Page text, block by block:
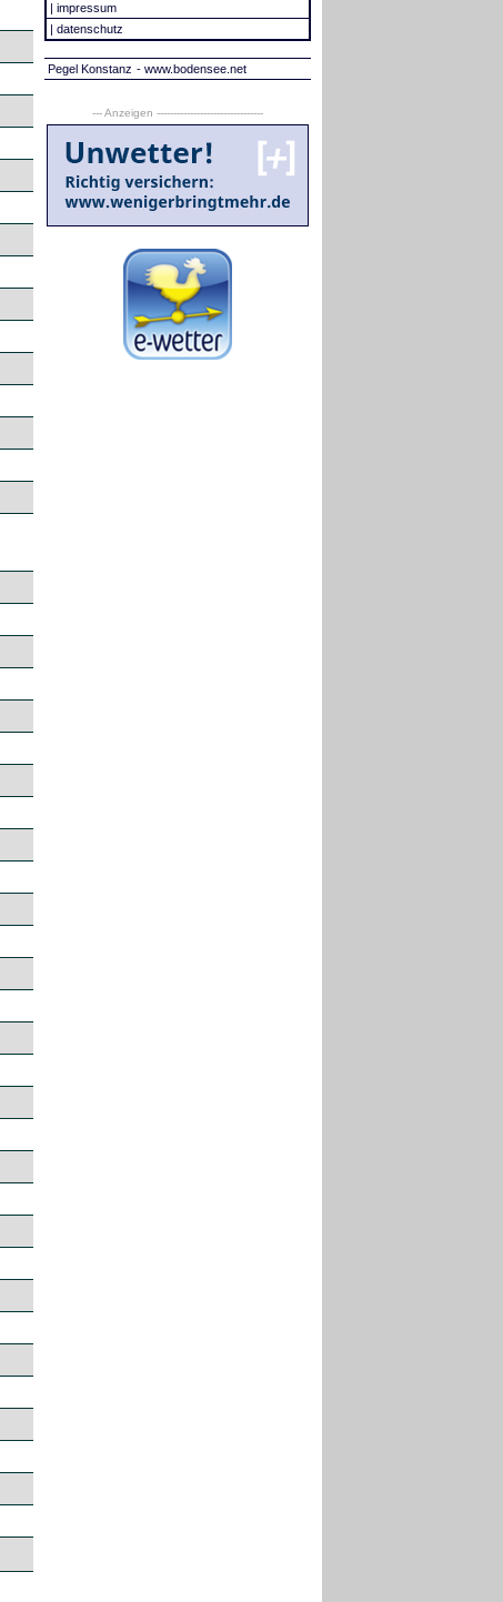
| impressum
| datenschutz
Pegel Konstanz - www.bodensee.net
--- Anzeigen --------------------------------